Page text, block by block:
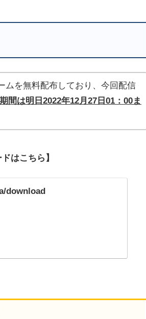
ムを無料配布しており、今回配信
間は明日2022年12月27日01：00ま
はこちら】
download